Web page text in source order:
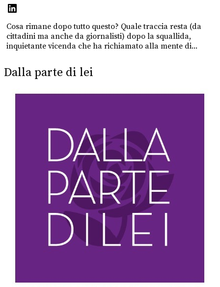
Cosa rimane dopo tutto questo? Quale traccia resta (da
cittadini ma anche da giornalisti) dopo la squallida,
inquietante vicenda che ha richiamato alla mente di...
Dalla parte di lei